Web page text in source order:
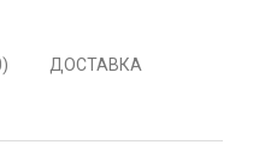
ДОСТАВКА